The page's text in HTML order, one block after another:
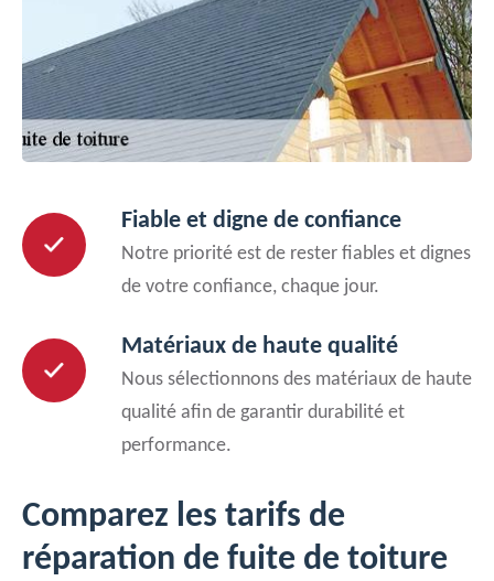
Fiable et digne de confiance
Notre priorité est de rester fiables et dignes
de votre confiance, chaque jour.
Matériaux de haute qualité
Nous sélectionnons des matériaux de haute
qualité afin de garantir durabilité et
performance.
Comparez les tarifs de
réparation de fuite de toiture